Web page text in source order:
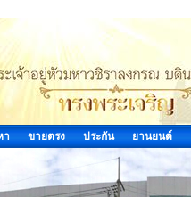
า ขายตรง ประกัน ยานยนต์